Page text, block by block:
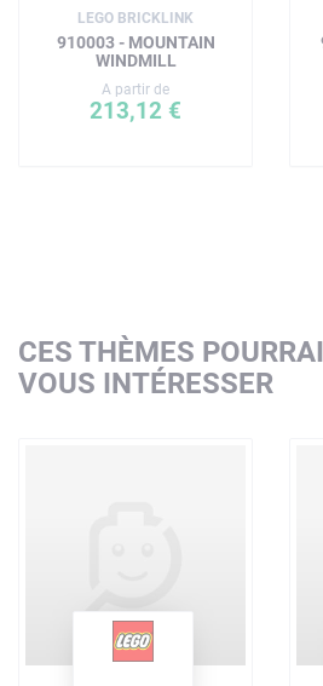
LEGO BRICKLINK
910003 - MOUNTAIN
WINDMILL
A partir de
213,12 €
CES THÈMES
VOUS INTÉRESSER